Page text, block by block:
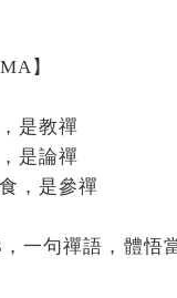
】
是教禪
是論禪
，是參禪
一句禪語，體悟